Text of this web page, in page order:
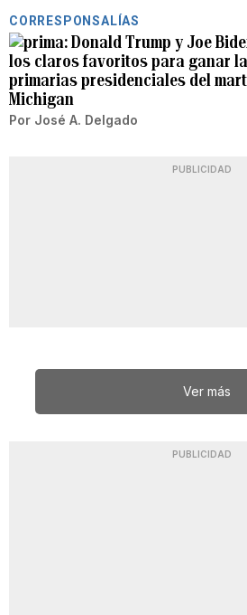
CORRESPONSALÍAS
Donald Trump y Joe
los claros favoritos para ganar
primarias presidenciales del
Michigan
Por José A. Delgado
PUBLICIDAD
Ver más
PUBLICIDAD